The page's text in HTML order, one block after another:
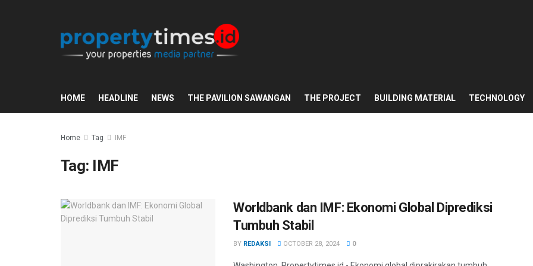
HOME HEADLINE NEWS THE PAVILION SAWANGAN THE PROJECT BUILDING MATERIAL TECHNOLOGY
Home Tag IMF
Tag: IMF
Worldbank dan IMF: Ekonomi Global Diprediksi
Tumbuh Stabil
BY REDAKSI OCTOBER 28, 2024 0